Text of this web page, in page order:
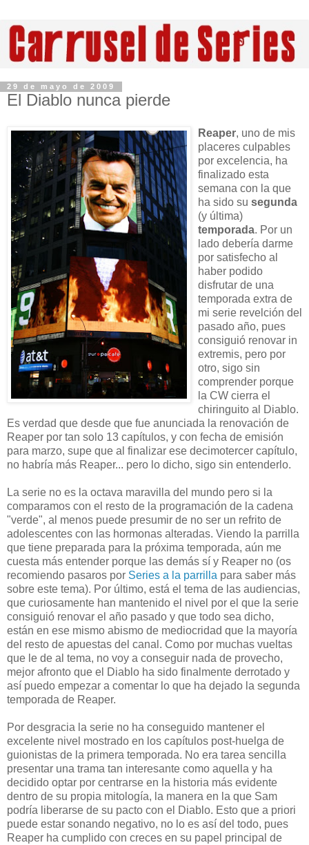
29 de mayo de 2009
El Diablo nunca pierde
Reaper, uno de mis
placeres culpables
por excelencia, ha
finalizado esta
semana con la que
ha sido su segunda
(y última)
temporada. Por un
lado debería darme
por satisfecho al
haber podido
disfrutar de una
temporada extra de
mi serie revelción del
pasado año, pues
consiguió renovar in
extremis, pero por
otro, sigo sin
comprender porque
la CW cierra el
chiringuito al Diablo.
Es verdad que desde que fue anunciada la renovación de
Reaper por tan solo 13 capítulos, y con fecha de emisión
para marzo, supe que al finalizar ese decimotercer capítulo,
no habría más Reaper... pero lo dicho, sigo sin entenderlo.
La serie no es la octava maravilla del mundo pero si la
comparamos con el resto de la programación de la cadena
"verde", al menos puede presumir de no ser un refrito de
adolescentes con las hormonas alteradas. Viendo la parrilla
que tiene preparada para la próxima temporada, aún me
cuesta más entender porque las demás sí y Reaper no (os
recomiendo pasaros por Series a la parrilla para saber más
sobre este tema). Por último, está el tema de las audiencias,
que curiosamente han mantenido el nivel por el que la serie
consiguió renovar el año pasado y que todo sea dicho,
están en ese mismo abismo de mediocridad que la mayoría
del resto de apuestas del canal. Como por muchas vueltas
que le de al tema, no voy a conseguir nada de provecho,
mejor afronto que el Diablo ha sido finalmente derrotado y
así puedo empezar a comentar lo que ha dejado la segunda
temporada de Reaper.
Por desgracia la serie no ha conseguido mantener el
excelente nivel mostrado en los capítulos post-huelga de
guionistas de la primera temporada. No era tarea sencilla
presentar una trama tan interesante como aquella y ha
decidido optar por centrarse en la historia más evidente
dentro de su propia mitología, la manera en la que Sam
podría liberarse de su pacto con el Diablo. Esto que a priori
puede estar sonando negativo, no lo es así del todo, pues
Reaper ha cumplido con creces en su papel principal de